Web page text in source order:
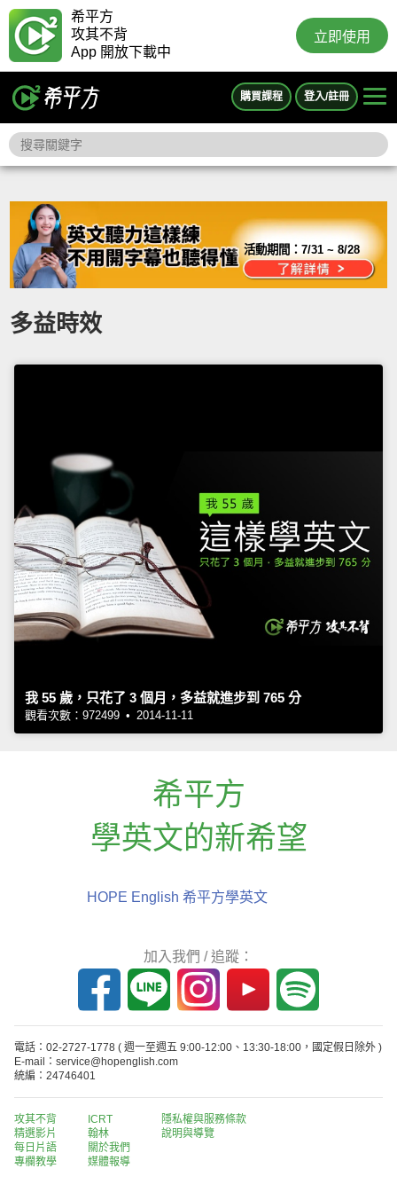
希平方
攻其不背
App 開放下載中
立即使用
購買課程 登入/註冊
活動期間：7/31 ~ 8/28
多益時效
我 55 歲，只花了 3 個月，多益就進步到 765 分
觀看次數：972499 • 2014-11-11
希平方
學英文的新希望
HOPE English 希平方學英文
加入我們 / 追蹤：
電話：02-2727-1778 ( 週一至週五 9:00-12:00、13:30-18:00，國定假日除外 )
E-mail：service@hopenglish.com
統編：24746401
攻其不背
精選影片
每日片語
專欄教學
ICRT
翰林
關於我們
媒體報導
隱私權與服務條款
說明與導覽